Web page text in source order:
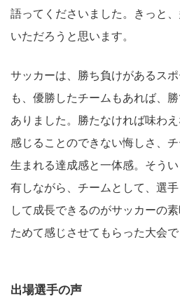
語ってくださいました。きっと
いただろうと思います。
サッカーは、勝ち負けがあるス
も、優勝したチームもあれば、
ありました。勝たなければ味わ
感じることのできない悔しさ、
生まれる達成感と一体感。そう
有しながら、チームとして、選
して成長できるのがサッカーの
ためて感じさせてもらった大会で
出場選手の声